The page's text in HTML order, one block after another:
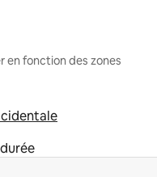
en fonction des zones